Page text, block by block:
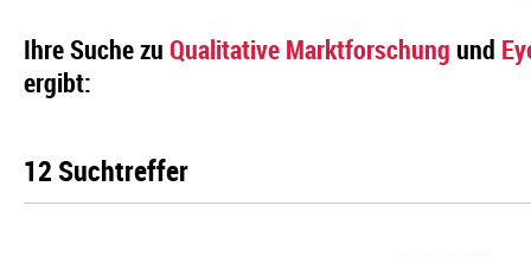
Ihre Suche zu Qualitative Marktforschung und
ergibt:
12 Suchtreffer